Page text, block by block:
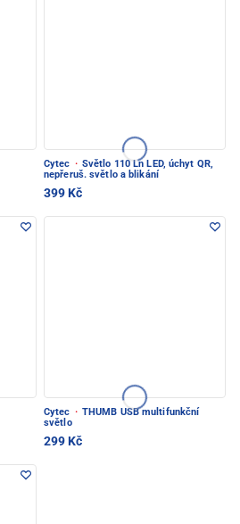
Cytec · Světlo 110 Ln LED, úchyt QR,
nepřeruš. světlo a blikání
399 Kč
Cytec · THUMB USB multifunkční
světlo
299 Kč